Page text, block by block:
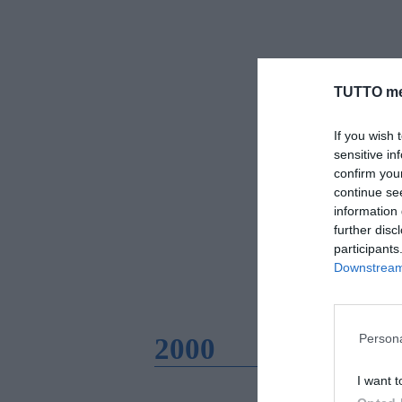
TUTTO
If you wish
sensitive
confirm
continue
information
further
I want
2000